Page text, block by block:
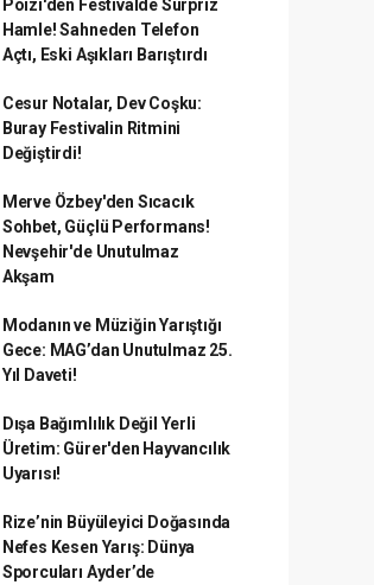
Poizi'den Festivalde Sürpriz
Hamle! Sahneden Telefon
Açtı, Eski Aşıkları Barıştırdı
Cesur Notalar, Dev Coşku:
Buray Festivalin Ritmini
Değiştirdi!
Merve Özbey'den Sıcacık
Sohbet, Güçlü Performans!
Nevşehir'de Unutulmaz
Akşam
Modanın ve Müziğin Yarıştığı
Gece: MAG’dan Unutulmaz 25.
Yıl Daveti!
Dışa Bağımlılık Değil Yerli
Üretim: Gürer'den Hayvancılık
Uyarısı!
Rize’nin Büyüleyici Doğasında
Nefes Kesen Yarış: Dünya
Sporcuları Ayder’de